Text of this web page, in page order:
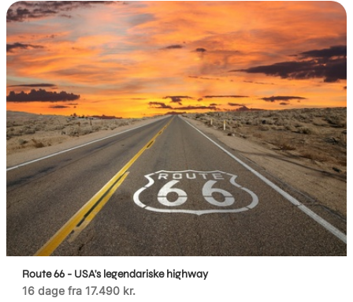
Route 66 - USA's legendariske highway
16 dage fra 17.490 kr.